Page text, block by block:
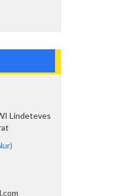
Lindeteves